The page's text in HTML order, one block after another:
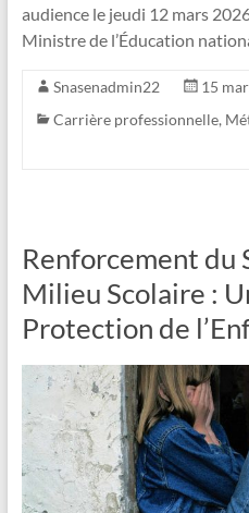
audience le jeudi 12 mars
Ministre de l’Éducation
Snasenadmin22
15
Carrière professionnelle,
Renforcement du
Milieu Scolaire :
Protection de